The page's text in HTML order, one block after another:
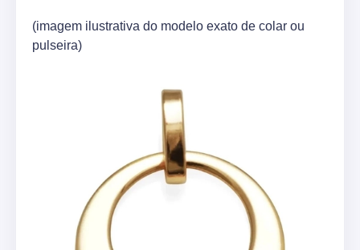
(imagem ilustrativa do modelo exato de colar ou
pulseira)